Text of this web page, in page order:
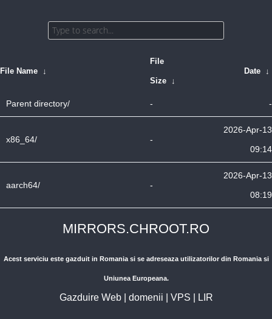
File Name ↓
File
Size ↓
Date ↓
Parent directory/ - -
x86_64/ -
2026-Apr-13
09:14
aarch64/ -
2026-Apr-13
08:19
MIRRORS.CHROOT.RO
Acest serviciu este gazduit in Romania si se adreseaza utilizatorilor din Romania si
Uniunea Europeana.
Gazduire Web| domenii VPS LIR